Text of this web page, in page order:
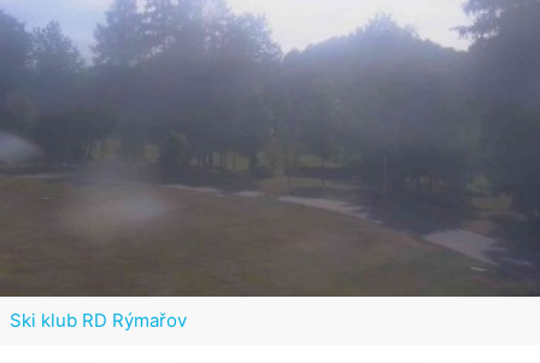
Ski klub RD Rýmařov